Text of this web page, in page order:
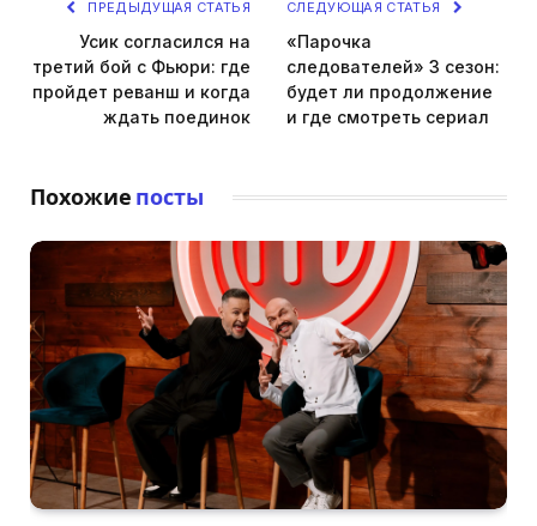
ПРЕДЫДУЩАЯ СТАТЬЯ
Усик согласился на
третий бой с Фьюри: где
пройдет реванш и когда
ждать поединок
СЛЕДУЮЩАЯ СТАТЬЯ
«Парочка
следователей» 3 сезон:
будет ли продолжение
и где смотреть сериал
Похожие посты